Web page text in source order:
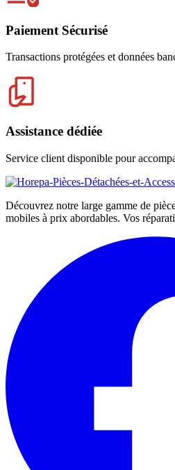
Paiement Sécurisé
Transactions protégées et données
Assistance dédiée
Service client disponible pour
Découvrez notre large gamme de
mobiles à prix abordables. Vos